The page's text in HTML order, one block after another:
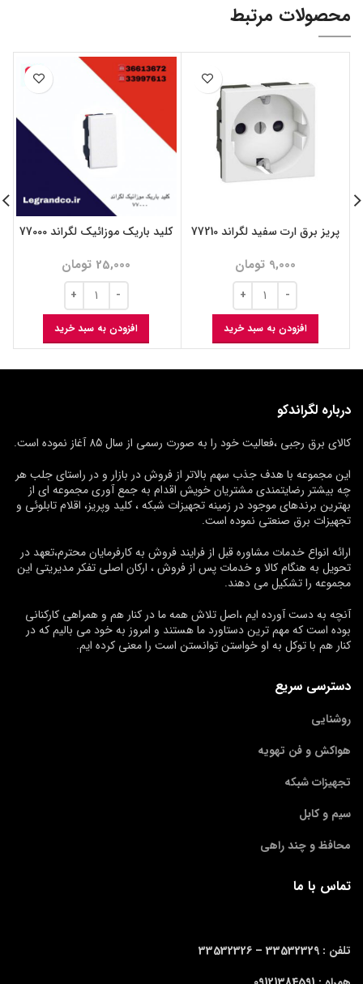
محصولات مرتبط
پریز برق ارت سفید لگراند 77210
9,000 تومان
افزودن به سبد خرید
کلید باریک موزائیک لگراند 77000
25,000 تومان
افزودن به سبد خرید
درباره لگراندکو
کالای برق رجبی ،فعالیت خود را به صورت رسمی از سال 85 آغاز نموده است.
این مجموعه با هدف جذب سهم بالاتر از فروش در بازار و در راستای جلب هر
چه بیشتر رضایتمندی مشتریان خویش اقدام به جمع آوری مجموعه ای از
بهترین برندهای موجود در زمینه تجهیزات شبکه ، کلید وپریز، اقلام تابلوئی و
تجهیزات برق صنعتی نموده است.
ارائه انواع خدمات مشاوره قبل از فرایند فروش به کارفرمایان محترم،تعهد در
تحویل به هنگام کالا و خدمات پس از فروش ، ارکان اصلی تفکر مدیریتی این
مجموعه را تشکیل می دهند.
آنچه به دست آورده ایم ،اصل تلاش همه ما در کنار هم و همراهی کارکنانی
بوده است که مهم ترین دستاورد ما هستند و امروز به خود می بالیم که در
کنار هم با توکل به او خواستن توانستن است را معنی کرده ایم.
دسترسی سریع
روشنایی
هواکش و فن تهویه
تجهیزات شبکه
سیم و کابل
محافظ و چند راهی
تماس با ما
تلفن : 33532329 –